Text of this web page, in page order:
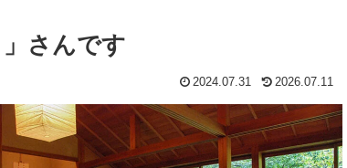
さんです
2024.07.31 2026.07.11